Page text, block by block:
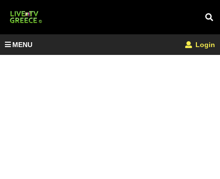
MENU Login